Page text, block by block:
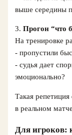
выше середины
3.Прогон “что
На тренировке
- пропустили
- судья дает
эмоционально?
Такая
в реальном
Для игроков: